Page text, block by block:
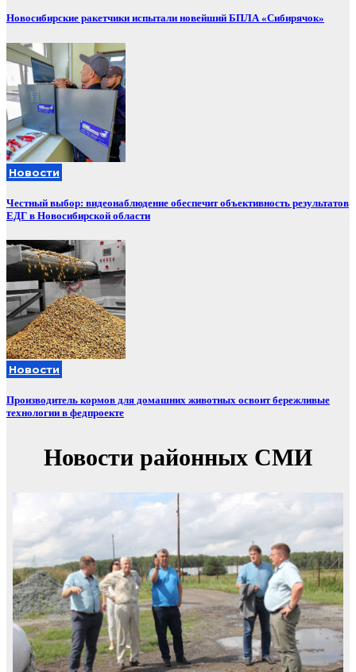
Новосибирские ракетчики испытали новейший БПЛА «Сибирячок»
Новости
Честный выбор: видеонаблюдение обеспечит объективность результатов
ЕДГ в Новосибирской области
Новости
Производитель кормов для домашних животных освоит бережливые
технологии в федпроекте